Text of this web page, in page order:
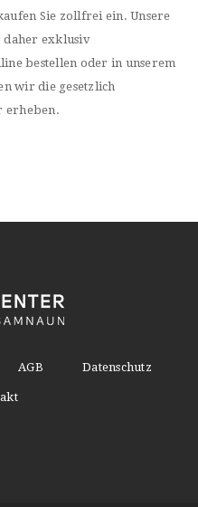
Sie zollfrei ein. Unsere
daher exklusiv
bestellen oder in unserem
wir die gesetzlich
erheben.
AGB Datenschutz